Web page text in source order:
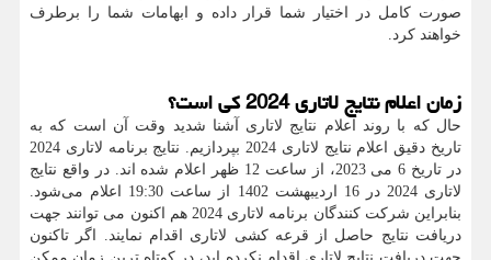
صورت کامل در اختیار شما قرار داده و ابهامات شما را برطرف
خواهند کرد.
زمان اعلام نتایج لاتاری 2024 کی است؟
حال که با روند اعلام نتایج لاتاری آشنا شدید وقت آن است که به
تاریخ دقیق اعلام نتایج لاتاری 2024 بپردازیم. نتایج برنامه لاتاری 2024
در تاریخ 6 می 2023، از ساعت 12 ظهر اعلام شده اند. در واقع نتایج
لاتاری 2024 در 16 اردیبهشت 1402 از ساعت 19:30 اعلام می‌شود.
بنابراین شرکت کنندگان برنامه لاتاری 2024 هم اکنون می توانند جهت
دریافت نتایج حاصل از قرعه کشی لاتاری اقدام نمایند. اگر تاکنون